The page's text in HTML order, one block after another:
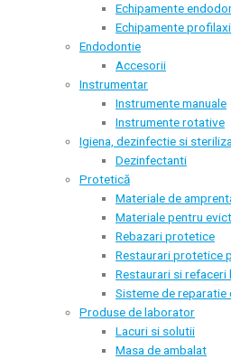
Echipamente
Echipamente
Endodontie
Accesorii
Instrumentar
Instrumente manuale
Instrumente rotative
Igiena, dezinfectie si
Dezinfectanti
Protetică
Materiale de
Materiale pentru
Rebazari protetice
Restaurari protetice
Restaurari si refaceri
Sisteme de reparatie
Produse de laborator
Lacuri si solutii
Masa de ambalat